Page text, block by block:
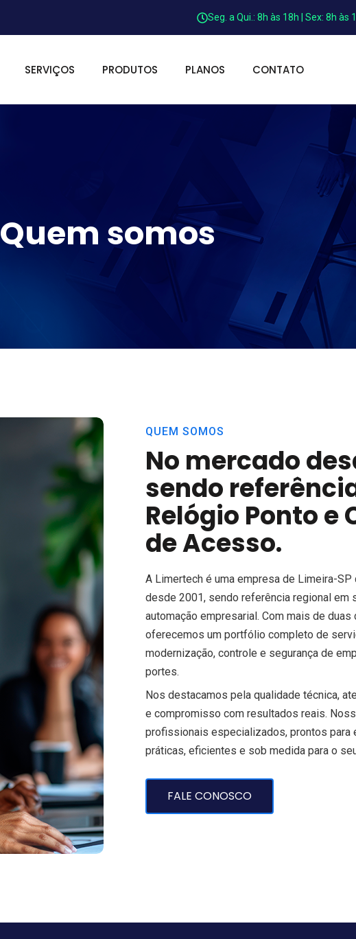
Seg. a Qui.: 8h às 18h | Sex: 8h às
SERVIÇOS PRODUTOS PLANOS CONTATO
Quem somos
QUEM SOMOS
No mercado
sendo
Relógio Ponto e
de Acesso.
A Limertech é uma empresa de Limeira-SP
desde 2001, sendo referência regional em
automação empresarial. Com mais de
oferecemos um portfólio completo de
modernização, controle e segurança de
portes.
Nos destacamos pela qualidade técnica,
e compromisso com resultados reais.
profissionais especializados, prontos para
práticas, eficientes e sob medida para o
FALE CONOSCO